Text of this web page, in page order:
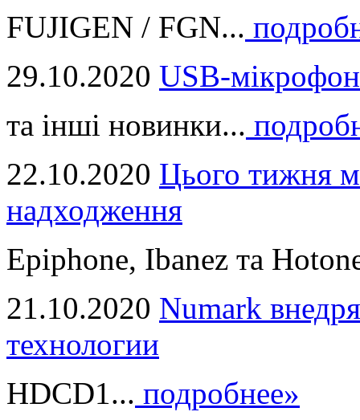
FUJIGEN / FGN...
29.10.2020 USB-
та інші новинки...
22.10.2020 Цього тижня
надходження
Epiphone, Ibanez та
21.10.2020 Numark
технологии
HDCD1... подробнее»